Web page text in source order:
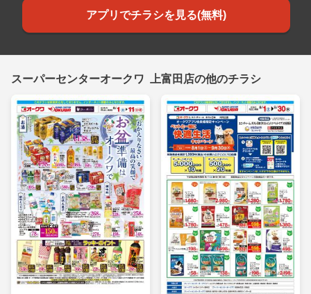
アプリでチラシを見る(無料)
スーパーセンターオークワ 上富田店の他のチラシ